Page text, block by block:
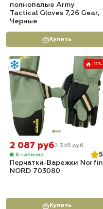
полнопалые Army
Tactical Gloves 7,26 Gear,
Черные
Купить
-11%
2 087 руб2 345 руб
В наличии
5
Перчатки-Варежки Norfin
NORD 703080
Купить